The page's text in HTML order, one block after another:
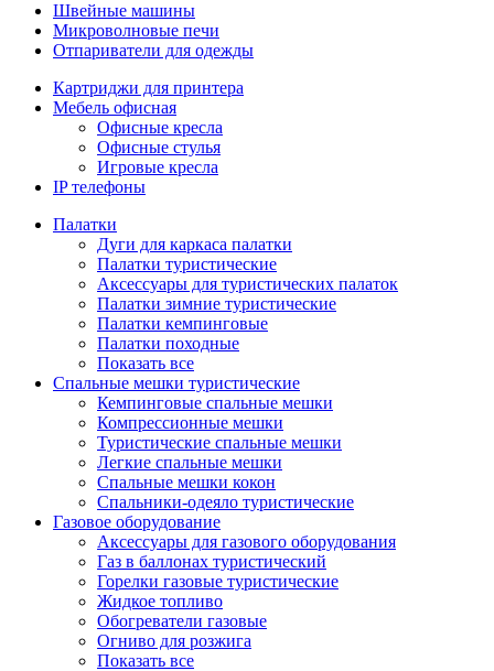
Швейные машины
Микроволновые печи
Отпариватели для одежды
Картриджи для принтера
Мебель офисная
Офисные кресла
Офисные стулья
Игровые кресла
IP телефоны
Палатки
Дуги для каркаса палатки
Палатки туристические
Аксессуары для туристических палаток
Палатки зимние туристические
Палатки кемпинговые
Палатки походные
Показать все
Спальные мешки туристические
Кемпинговые спальные мешки
Компрессионные мешки
Туристические спальные мешки
Легкие спальные мешки
Спальные мешки кокон
Спальники-одеяло туристические
Газовое оборудование
Аксессуары для газового оборудования
Газ в баллонах туристический
Горелки газовые туристические
Жидкое топливо
Обогреватели газовые
Огниво для розжига
Показать все